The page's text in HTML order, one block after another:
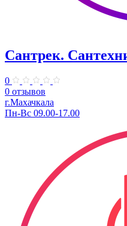
Сантрек.
0
0 отзывов
г.Махачкала
Пн-Вс 09.00-17.00